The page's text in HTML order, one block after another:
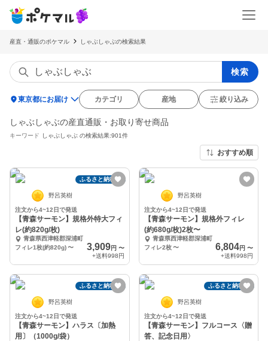
産直・通販のポケマル しゃぶしゃぶの検索結果
検索
location_on東京都にお届け カテゴリ 産地 絞り込み
しゃぶしゃぶの産直通販・お取り寄せ商品
キーワード しゃぶしゃぶ の検索結果:901件
おすすめ順
ふるさと納税可
野呂英樹
注文から4~12日で発送
【青森サーモン】規格外特大フィ
レ(約820g/枚)
青森県西津軽郡深浦町
フィレ1枚(約820g)〜 3,909円 〜
+送料998円
野呂英樹
注文から4~12日で発送
【青森サーモン】規格外フィレ
(約680g/枚)2枚〜
青森県西津軽郡深浦町
フィレ2枚 〜 6,804円 〜
+送料998円
ふるさと納税可
野呂英樹
注文から4~12日で発送
【青森サーモン】ハラス〔加熱
用〕（1000g/袋）
ふるさと納税可
野呂英樹
注文から4~12日で発送
【青森サーモン】フルコース〈贈
答、記念日用〉